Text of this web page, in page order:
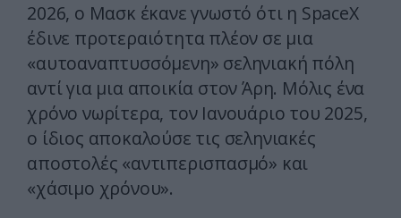
2026, ο Μασκ έκανε γνωστό ότι η SpaceX
έδινε προτεραιότητα πλέον σε μια
«αυτοαναπτυσσόμενη» σεληνιακή πόλη
αντί για μια αποικία στον Άρη. Μόλις ένα
χρόνο νωρίτερα, τον Ιανουάριο του 2025,
ο ίδιος αποκαλούσε τις σεληνιακές
αποστολές «αντιπερισπασμό» και
«χάσιμο χρόνου».